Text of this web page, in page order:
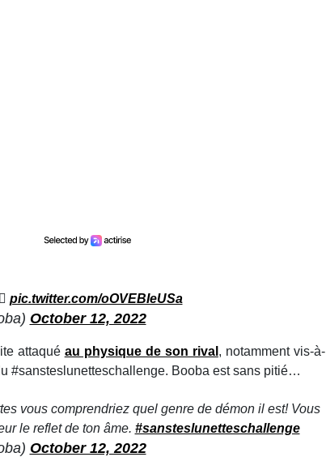
pic.twitter.com/oOVEBIeUSa
October 12, 2022
attaqué au physique de son rival , notamment vis-à-
#sansteslunetteschallenge. Booba est sans pitié…
vous comprendriez quel genre de démon il est! Vous
le reflet de ton âme. #sansteslunetteschallenge
October 12, 2022